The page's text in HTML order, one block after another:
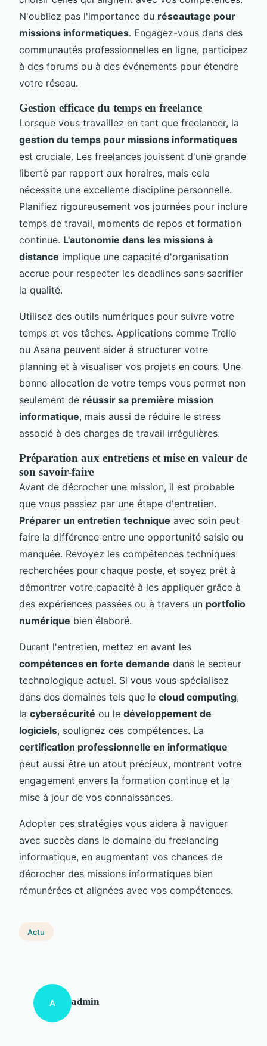
N'oubliez pas l'importance du réseautage pour
missions informatiques. Engagez-vous dans des
communautés professionnelles en ligne, participez
à des forums ou à des événements pour étendre
votre réseau.
Gestion efficace du temps en freelance
Lorsque vous travaillez en tant que freelancer, la
gestion du temps pour missions informatiques
est cruciale. Les freelances jouissent d'une grande
liberté par rapport aux horaires, mais cela
nécessite une excellente discipline personnelle.
Planifiez rigoureusement vos journées pour inclure
temps de travail, moments de repos et formation
continue. L'autonomie dans les missions à
distance implique une capacité d'organisation
accrue pour respecter les deadlines sans sacrifier
la qualité.
Utilisez des outils numériques pour suivre votre
temps et vos tâches. Applications comme Trello
ou Asana peuvent aider à structurer votre
planning et à visualiser vos projets en cours. Une
bonne allocation de votre temps vous permet non
seulement de réussir sa première mission
informatique, mais aussi de réduire le stress
associé à des charges de travail irrégulières.
Préparation aux entretiens et mise en valeur de
son savoir-faire
Avant de décrocher une mission, il est probable
que vous passiez par une étape d'entretien.
Préparer un entretien technique avec soin peut
faire la différence entre une opportunité saisie ou
manquée. Revoyez les compétences techniques
recherchées pour chaque poste, et soyez prêt à
démontrer votre capacité à les appliquer grâce à
des expériences passées ou à travers un portfolio
numérique bien élaboré.
Durant l'entretien, mettez en avant les
compétences en forte demande dans le secteur
technologique actuel. Si vous vous spécialisez
dans des domaines tels que le cloud computing,
la cybersécurité ou le développement de
logiciels, soulignez ces compétences. La
certification professionnelle en informatique
peut aussi être un atout précieux, montrant votre
engagement envers la formation continue et la
mise à jour de vos connaissances.
Adopter ces stratégies vous aidera à naviguer
avec succès dans le domaine du freelancing
informatique, en augmentant vos chances de
décrocher des missions informatiques bien
rémunérées et alignées avec vos compétences.
Actu
A admin